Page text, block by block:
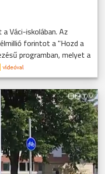
Váci-iskolában. Az
forintot a "Hozd a
programban, melyet a